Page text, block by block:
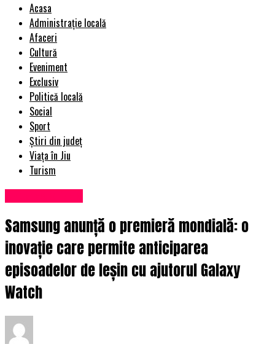
Acasa
Administrație locală
Afaceri
Cultură
Eveniment
Exclusiv
Politică locală
Social
Sport
Știri din județ
Viața în Jiu
Turism
Samsung anunță o premieră mondială: o
inovație care permite anticiparea
episoadelor de leșin cu ajutorul Galaxy
Watch